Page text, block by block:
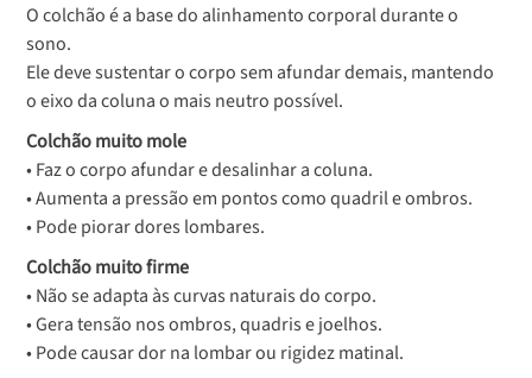
O colchão é a base do alinhamento corporal durante o
sono.
Ele deve sustentar o corpo sem afundar demais, mantendo
o eixo da coluna o mais neutro possível.
Colchão muito mole
• Faz o corpo afundar e desalinhar a coluna.
• Aumenta a pressão em pontos como quadril e ombros.
• Pode piorar dores lombares.
Colchão muito firme
• Não se adapta às curvas naturais do corpo.
• Gera tensão nos ombros, quadris e joelhos.
• Pode causar dor na lombar ou rigidez matinal.